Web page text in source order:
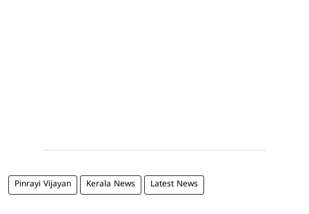
Pinrayi Vijayan Kerala News Latest News